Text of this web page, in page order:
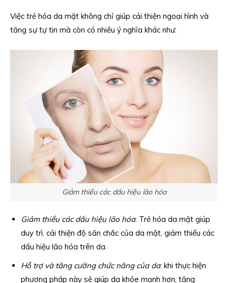
Việc trẻ hóa da mặt không chỉ giúp cải thiện ngoại hình và
tăng sự tự tin mà còn có nhiều ý nghĩa khác như:
Giảm thiểu các dấu hiệu lão hóa
Giảm thiểu các dấu hiệu lão hóa: Trẻ hóa da mặt giúp
duy trì, cải thiện độ săn chắc của da mặt, giảm thiểu các
dấu hiệu lão hóa trên da.
Hỗ trợ và tăng cường chức năng của da: khi thực hiện
phương pháp này sẽ giúp da khỏe mạnh hơn, tăng